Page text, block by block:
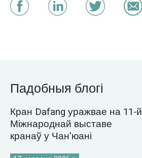
Падобныя блогі
Кран Dafang уражвае на 11-й
Міжнароднай выставе
кранаў у Чан'юані